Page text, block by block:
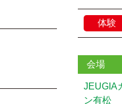
体験
会場
JEUGIA
ン有松